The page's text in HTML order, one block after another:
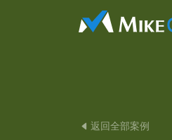
 返回全部案例